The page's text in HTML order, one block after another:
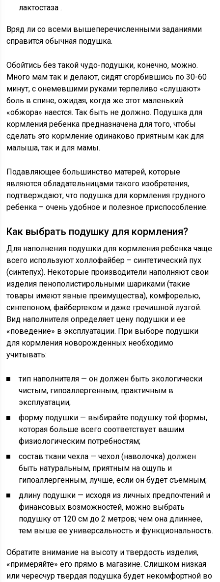
лактостаза .
Вряд ли со всеми вышеперечисленными заданиями
справится обычная подушка.
Обойтись без такой чудо-подушки, конечно, можно.
Много мам так и делают, сидят сгорбившись по 30-60
минут, с онемевшими руками терпеливо «слушают»
боль в спине, ожидая, когда же этот маленький
«обжора» наестся. Так быть не должно. Подушка для
кормления ребенка предназначена для того, чтобы
сделать это кормление одинаково приятным как для
малыша, так и для мамы.
Подавляющее большинство матерей, которые
являются обладательницами такого изобретения,
подтверждают, что подушка для кормления грудного
ребенка – очень удобное и полезное приспособление.
Как выбрать подушку для кормления?
Для наполнения подушки для кормления ребенка чаще
всего используют холлофайбер – синтетический пух
(синтепух). Некоторые производители наполняют свои
изделия пенополистирольными шариками (такие
товары имеют явные преимущества), комфорелью,
синтепоном, файбертеком и даже гречишной лузгой.
Вид наполнителя определяет цену подушки и ее
«поведение» в эксплуатации. При выборе подушки
для кормления новорожденных необходимо
учитывать:
тип наполнителя — он должен быть экологически
чистым, гипоаллергенным, практичным в
эксплуатации;
форму подушки — выбирайте подушку той формы,
которая больше всего соответствует вашим
физиологическим потребностям;
состав ткани чехла — чехол (наволочка) должен
быть натуральным, приятным на ощупь и
гипоаллергенным, лучше, если он будет съемным;
длину подушки — исходя из личных предпочтений и
финансовых возможностей, можно выбрать
подушку от 120 см до 2 метров; чем она длиннее,
тем выше ее универсальность и функциональность.
Обратите внимание на высоту и твердость изделия,
«примеряйте» его прямо в магазине. Слишком низкая
или чересчур твердая подушка будет некомфортной во